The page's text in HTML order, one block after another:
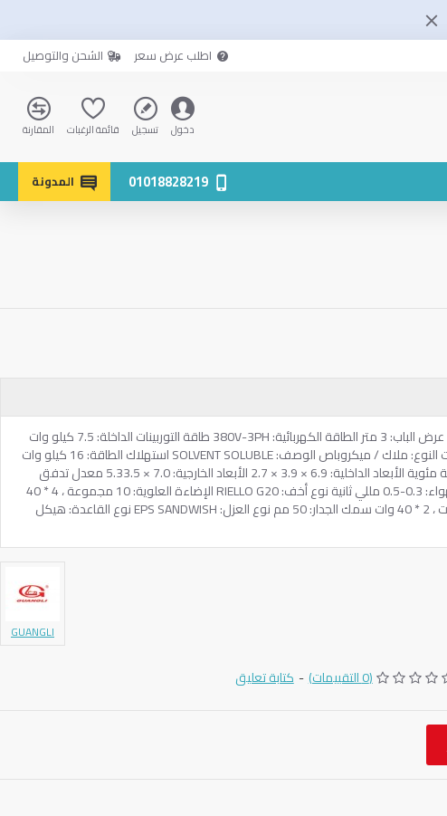
اطلب عرض سعر الشحن والتوصيل
دخول تسجيل قائمة الرغبات المقارنة
01018828219
المدونة
الأصل: الصينية ارتفاع الباب: 2.66 عرض الباب: 3 متر الطاقة الكهربائية: 380V-3PH طاقة التوربينات الداخلة: 7.5 كيلو وات
قوة توربينات الطرد: 5.5 كيلو وات النوع: ملاك / ميكروباص الوصف: SOLVENT SOLUBLE استهلاك الطاقة: 16 كيلو وات
درجة حرارة التشغيل: 20: 80 درجة مئوية الأبعاد الداخلية: 6.9 × 3.9 × 2.7 الأبعاد الخارجية: 7.0 × 5.33.5 معدل تدفق
الهواء: 24000M3 / H سرعة الهواء: 0.3-0.5 مللي ثانية نوع أخف: RIELLO G20 الإضاءة العلوية: 10 مجموعة ، 4 * 40
وات الإضاءة الجانبية: 8 مجموعات ، 2 * 40 وات سمك الجدار: 50 مم نوع العزل: EPS SANDWISH نوع القاعدة: هيكل
GUANGLI
(0 التقييمات) - كتابة تعليق